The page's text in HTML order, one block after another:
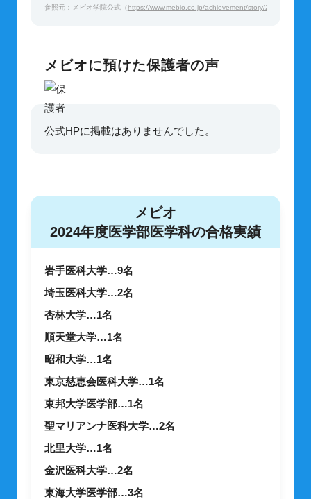
参照元：メビオ学院公式（https://www.mebio.co.jp/achievement/story/2022/
メビオに預けた保護者の声
公式HPに掲載はありませんでした。
メビオ
2024年度医学部医学科の合格実績
岩手医科大学…9名
埼玉医科大学…2名
杏林大学…1名
順天堂大学…1名
昭和大学…1名
東京慈恵会医科大学…1名
東邦大学医学部…1名
聖マリアンナ医科大学…2名
北里大学…1名
金沢医科大学…2名
東海大学医学部…3名